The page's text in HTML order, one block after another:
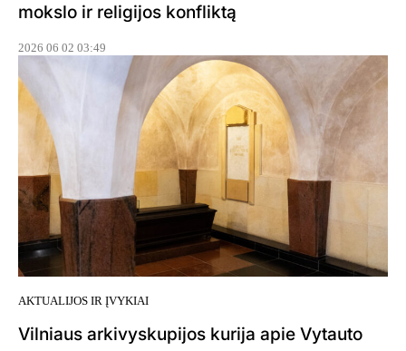
mokslo ir religijos konfliktą
2026 06 02 03:49
AKTUALIJOS IR ĮVYKIAI
Vilniaus arkivyskupijos kurija apie Vytauto